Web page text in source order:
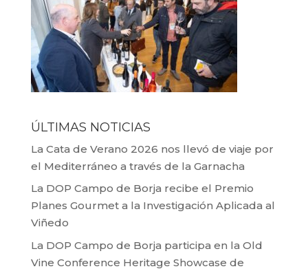
ÚLTIMAS NOTICIAS
La Cata de Verano 2026 nos llevó de viaje por
el Mediterráneo a través de la Garnacha
La DOP Campo de Borja recibe el Premio
Planes Gourmet a la Investigación Aplicada al
Viñedo
La DOP Campo de Borja participa en la Old
Vine Conference Heritage Showcase de